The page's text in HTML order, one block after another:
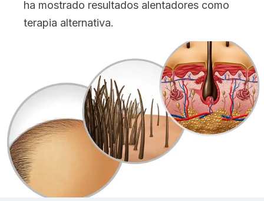
ha mostrado resultados alentadores como
terapia alternativa.